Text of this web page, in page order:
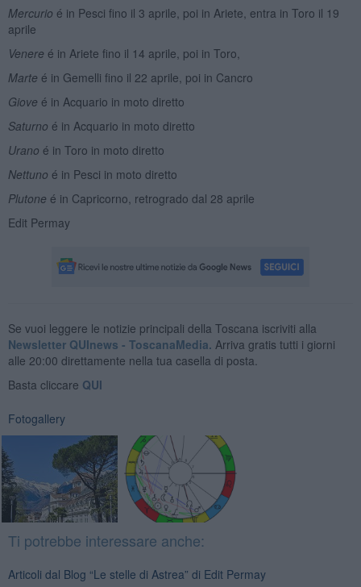
Mercurio é in Pesci fino il 3 aprile, poi in Ariete, entra in Toro il 19
aprile
Venere é in Ariete fino il 14 aprile, poi in Toro,
Marte é in Gemelli fino il 22 aprile, poi in Cancro
Giove é in Acquario in moto diretto
Saturno é in Acquario in moto diretto
Urano é in Toro in moto diretto
Nettuno é in Pesci in moto diretto
Plutone é in Capricorno, retrogrado dal 28 aprile
Edit Permay
Se vuoi leggere le notizie principali della Toscana iscriviti alla
Newsletter QUInews - ToscanaMedia. Arriva gratis tutti i giorni
alle 20:00 direttamente nella tua casella di posta.
Basta cliccare QUI
Fotogallery
Ti potrebbe interessare anche:
Articoli dal Blog “Le stelle di Astrea” di Edit Permay